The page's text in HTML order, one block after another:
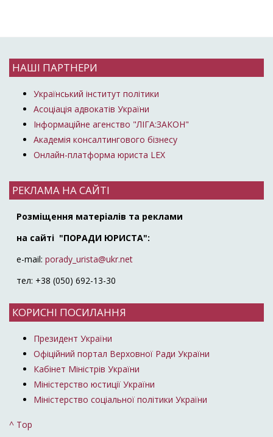
НАШІ ПАРТНЕРИ
Український інститут політики
Асоціація адвокатів України
Інформаційне агенство "ЛІГА:ЗАКОН"
Академія консалтингового бізнесу
Онлайн-платформа юриста LEX
РЕКЛАМА НА САЙТІ
Розміщення матеріалів та реклами
на сайті "ПОРАДИ ЮРИСТА":
e-mail: porady_urista@ukr.net
тел: +38 (050) 692-13-30
КОРИСНІ ПОСИЛАННЯ
Президент України
Офіційний портал Верховної Ради України
Кабінет Міністрів України
Міністерство юстиції України
Міністерство соціальної політики України
^ Top